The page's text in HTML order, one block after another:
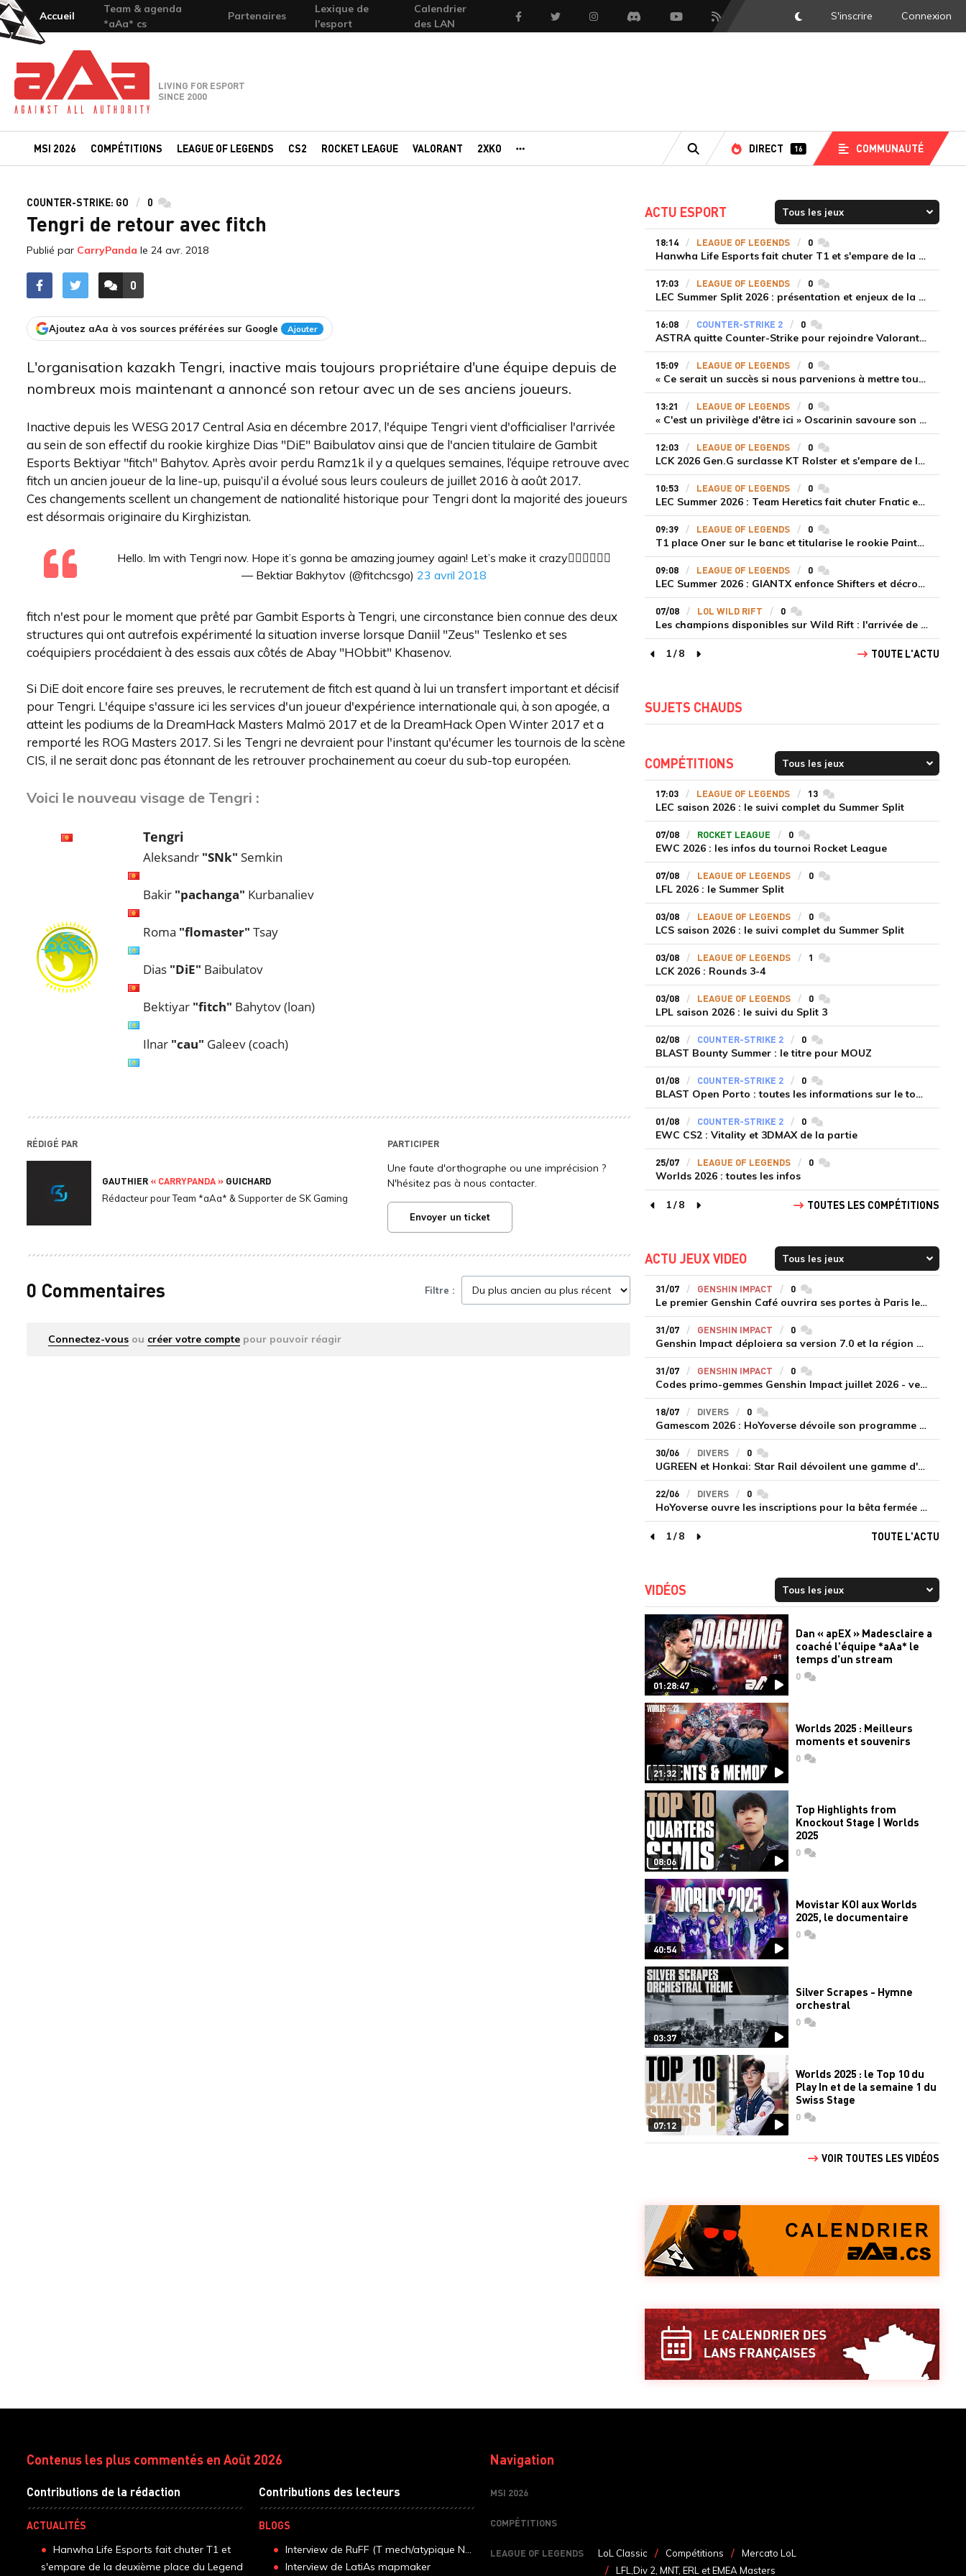
Accueil
Team & agenda
*aAa* cs
Partenaires
Lexique de
l'esport
Calendrier
des LAN
FacebookTwitter InstagramDiscord YoutubeFlux RSS DarkMode
S'inscrire Connexion
Team-aAa - against All authority
LIVING FOR ESPORT
SINCE 2000
MSI 2026 COMPÉTITIONS LEAGUE OF LEGENDS CS2 ROCKET LEAGUE VALORANT 2XKO
RECHERCHE
DIRECT 16 COMMUNAUTÉ
COUNTER-STRIKE: GO 0 commentaires
Tengri de retour avec fitch
Publié par CarryPanda le 24 avr. 2018
ACCÉDER AUX
0
COMMENTAIRES
Ajoutez aAa à vos sources préférées sur Google Ajouter
L'organisation kazakh Tengri, inactive mais toujours propriétaire d'une équipe depuis de
nombreux mois maintenant a annoncé son retour avec un de ses anciens joueurs.
Inactive depuis les WESG 2017 Central Asia en décembre 2017, l'équipe Tengri vient d'officialiser l'arrivée
au sein de son effectif du rookie kirghize Dias "DiE" Baibulatov ainsi que de l'ancien titulaire de Gambit
Esports Bektiyar "fitch" Bahytov. Après avoir perdu Ramz1k il y a quelques semaines, l’équipe retrouve avec
fitch un ancien joueur de la line-up, puisqu’il a évolué sous leurs couleurs de juillet 2016 à août 2017.
Ces changements scellent un changement de nationalité historique pour Tengri dont la majorité des joueurs
est désormais originaire du Kirghizistan.
Hello. Im with Tengri now. Hope it’s gonna be amazing journey again! Let’s make it crazy👍🏻👍🏻👍🏻
— Bektiar Bakhytov (@fitchcsgo)23 avril 2018
fitch n'est pour le moment que prêté par Gambit Esports à Tengri, une circonstance bien connue des deux
structures qui ont autrefois expérimenté la situation inverse lorsque Daniil "Zeus" Teslenko et ses
coéquipiers procédaient à des essais aux côtés de Abay "HObbit" Khasenov.
Si DiE doit encore faire ses preuves, le recrutement de fitch est quand à lui un transfert important et décisif
pour Tengri. L'équipe s'assure ici les services d'un joueur d'expérience internationale qui, à son apogée, a
atteint les podiums de la DreamHack Masters Malmö 2017 et de la DreamHack Open Winter 2017 et a
remporté les ROG Masters 2017. Si les Tengri ne devraient pour l'instant qu'écumer les tournois de la scène
CIS, il ne serait donc pas étonnant de les retrouver prochainement au coeur du sub-top européen.
Voici le nouveau visage de Tengri :
Tengri
Aleksandr "SNk" Semkin
Bakir "pachanga" Kurbanaliev
Roma "flomaster" Tsay
Dias "DiE" Baibulatov
Bektiyar "fitch" Bahytov (loan)
Ilnar "cau" Galeev (coach)
RÉDIGÉ PAR
GAUTHIER « CARRYPANDA » GUICHARD
Rédacteur pour Team *aAa* & Supporter de SK Gaming
PARTICIPER
Une faute d'orthographe ou une imprécision ?
N'hésitez pas à nous contacter.
Envoyer un ticket
0 Commentaires Filtre :
Connectez-vous ou créer votre compte pour pouvoir réagir
ACTU ESPORT
18:14 LEAGUE OF LEGENDS 0commentaires
Hanwha Life Esports fait chuter T1 et s'empare de la deuxième place du Legend Group
17:03 LEAGUE OF LEGENDS 0commentaires
LEC Summer Split 2026 : présentation et enjeux de la troisième semaine de compétition
16:08 COUNTER-STRIKE 2 0commentaires
ASTRA quitte Counter-Strike pour rejoindre Valorant et la scène compétitive Game Changers
15:09 LEAGUE OF LEGENDS 0commentaires
« Ce serait un succès si nous parvenions à mettre tous les joueurs à niveau pour espérer atteindre les playoffs », Nukeduck et Mithy après la victoire de Team Heretics
13:21 LEAGUE OF LEGENDS 0commentaires
« C'est un privilège d'être ici » Oscarinin savoure son retour en LEC et prépare sa revanche
12:03 LEAGUE OF LEGENDS 0commentaires
LCK 2026 Gen.G surclasse KT Rolster et s'empare de la deuxième place du Legend Group
10:53 LEAGUE OF LEGENDS 0commentaires
LEC Summer 2026 : Team Heretics fait chuter Fnatic et lance enfin sa saison estivale
09:39 LEAGUE OF LEGENDS 0commentaires
T1 place Oner sur le banc et titularise le rookie Painter face à Hanwha Life Esports
09:08 LEAGUE OF LEGENDS 0commentaires
LEC Summer 2026 : GIANTX enfonce Shifters et décroche sa première victoire
07/08 LOL WILD RIFT 0commentaires
Les champions disponibles sur Wild Rift : l'arrivée de Cho'Gath
page précédente
1/8
page suivante
TOUTE L'ACTU
SUJETS CHAUDS
COMPÉTITIONS
17:03 LEAGUE OF LEGENDS 13commentaires
LEC saison 2026 : le suivi complet du Summer Split
07/08 ROCKET LEAGUE 0commentaires
EWC 2026 : les infos du tournoi Rocket League
07/08 LEAGUE OF LEGENDS 0commentaires
LFL 2026 : le Summer Split
03/08 LEAGUE OF LEGENDS 0commentaires
LCS saison 2026 : le suivi complet du Summer Split
03/08 LEAGUE OF LEGENDS 1 commentaires
LCK 2026 : Rounds 3-4
03/08 LEAGUE OF LEGENDS 0commentaires
LPL saison 2026 : le suivi du Split 3
02/08 COUNTER-STRIKE 2 0commentaires
BLAST Bounty Summer : le titre pour MOUZ
01/08 COUNTER-STRIKE 2 0commentaires
BLAST Open Porto : toutes les informations sur le tournoi
01/08 COUNTER-STRIKE 2 0commentaires
EWC CS2 : Vitality et 3DMAX de la partie
25/07 LEAGUE OF LEGENDS 0commentaires
Worlds 2026 : toutes les infos
page précédente
1/8
page suivante
TOUTES LES COMPÉTITIONS
ACTU JEUX VIDEO
31/07 GENSHIN IMPACT 0commentaires
Le premier Genshin Café ouvrira ses portes à Paris le 14 août
31/07 GENSHIN IMPACT 0commentaires
Genshin Impact déploiera sa version 7.0 et la région de Snezhnaya le 12 août
31/07 GENSHIN IMPACT 0commentaires
Codes primo-gemmes Genshin Impact juillet 2026 - version 7.0
18/07 DIVERS 0commentaires
Gamescom 2026 : HoYoverse dévoile son programme et présente deux nouveaux jeux inédits
30/06 DIVERS 0commentaires
UGREEN et Honkai: Star Rail dévoilent une gamme d'accessoires de recharge en édition limitée
22/06 DIVERS 0commentaires
HoYoverse ouvre les inscriptions pour la bêta fermée de Honkai : Nexus Anima
page précédente
1/8
page suivante
TOUTE L'ACTU
VIDÉOS
01:28:47
Dan « apEX » Madesclaire a
coaché l'équipe *aAa* le
temps d'un stream
0commentaires
21:32
Worlds 2025 : Meilleurs
moments et souvenirs
0commentaires
08:06
Top Highlights from
Knockout Stage | Worlds
2025
0commentaires
40:54
Movistar KOI aux Worlds
2025, le documentaire
0commentaires
03:37
Silver Scrapes - Hymne
orchestral
0commentaires
07:12
Worlds 2025 : le Top 10 du
Play In et de la semaine 1 du
Swiss Stage
0commentaires
VOIR TOUTES LES VIDÉOS
Contenus les plus commentés en Août 2026
Contributions de la rédaction
ACTUALITÉS
Hanwha Life Esports fait chuter T1 et
s'empare de la deuxième place du Legend
Contributions des lecteurs
BLOGS
Interview de RuFF (T mech/atypique N...
Interview de LatiAs mapmaker
Navigation
MSI 2026
COMPÉTITIONS
LEAGUE OF LEGENDS LoL Classic Compétitions
Mercato LoL
LFL,Div 2, MNT, ERL et EMEA Masters